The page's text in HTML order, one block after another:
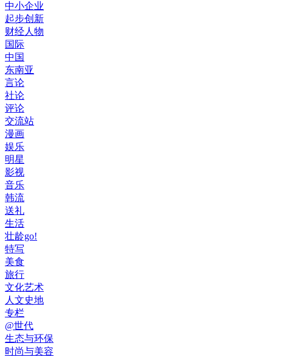
中小企业
起步创新
财经人物
国际
中国
东南亚
言论
社论
评论
交流站
漫画
娱乐
明星
影视
音乐
韩流
送礼
生活
壮龄go!
特写
美食
旅行
文化艺术
人文史地
专栏
@世代
生态与环保
时尚与美容